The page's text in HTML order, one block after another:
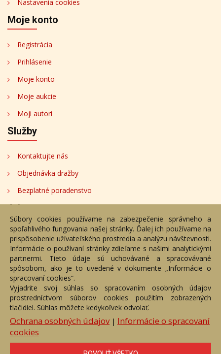
Nastavenia cookies
Moje konto
Registrácia
Prihlásenie
Moje konto
Moje aukcie
Moji autori
Služby
Kontaktujte nás
Objednávka dražby
Bezplatné poradenstvo
Adresa
Nižný Hrušov 333, 094 22, Slovenská republika
+421 905 356 921
+421 905 959 101
dartesro@dartesro.sk
Hlavná stránka Aukčný katalóg
Objednávka dražby
Termíny aukcií
Online Aukcia
DARTE AUKČNÁ SPOLOČNOSŤ s.r.o. © 2007 - 2026
Akékoľvek používanie obrazových a textových súčastí tejto stránky je
podmienené výslovným súhlasom jej vlastníka. Všetky práva sú
Súbory cookies používame na zabezpečenie správneho a
spoľahlivého fungovania našej stránky. Ďalej ich používame na
prispôsobenie užívateľského prostredia a analýzu návštevnosti.
Informácie o používaní stránky zdieľame s našimi analytickými
partnermi. Tieto údaje sú uchovávané a spracovávané
spôsobom, ako je to uvedené v dokumente „Informácie o
spracovaní cookies“.
Vyjadrite svoj súhlas so spracovaním osobných údajov
prostredníctvom súborov cookies použitím zobrazených
tlačidiel. Súhlas môžete kedykoľvek odvolať.
Ochrana osobných údajov| Informácie o spracovaní
cookies